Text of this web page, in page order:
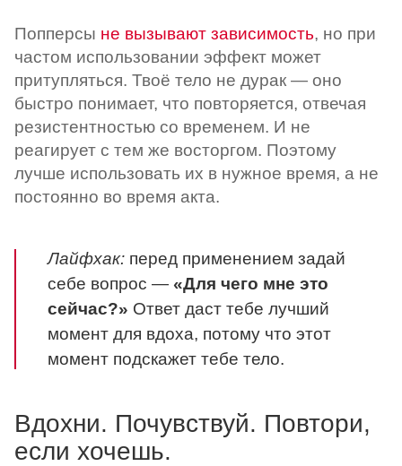
Попперсы не вызывают зависимость, но при
частом использовании эффект может
притупляться. Твоё тело не дурак — оно
быстро понимает, что повторяется, отвечая
резистентностью со временем. И не
реагирует с тем же восторгом. Поэтому
лучше использовать их в нужное время, а не
постоянно во время акта.
Лайфхак: перед применением задай
себе вопрос — «Для чего мне это
сейчас?» Ответ даст тебе лучший
момент для вдоха, потому что этот
момент подскажет тебе тело.
Вдохни. Почувствуй. Повтори,
если хочешь.